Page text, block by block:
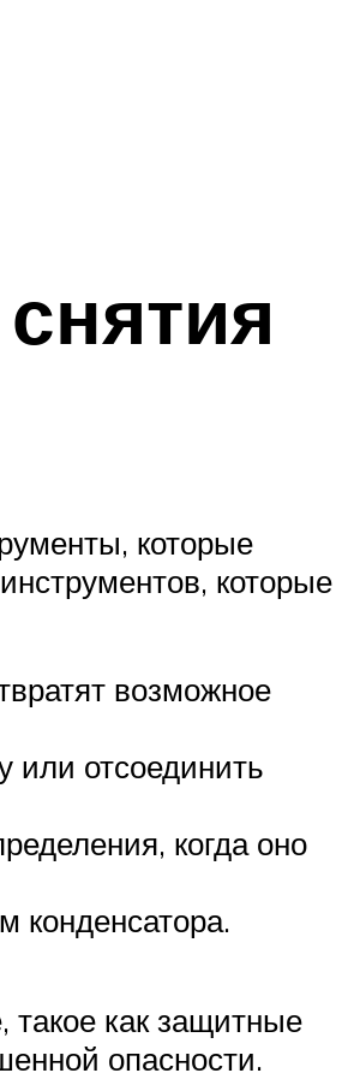
которые
которые
возможное
или отсоединить
когда оно
конденсатора.
такое как защитные
опасности.